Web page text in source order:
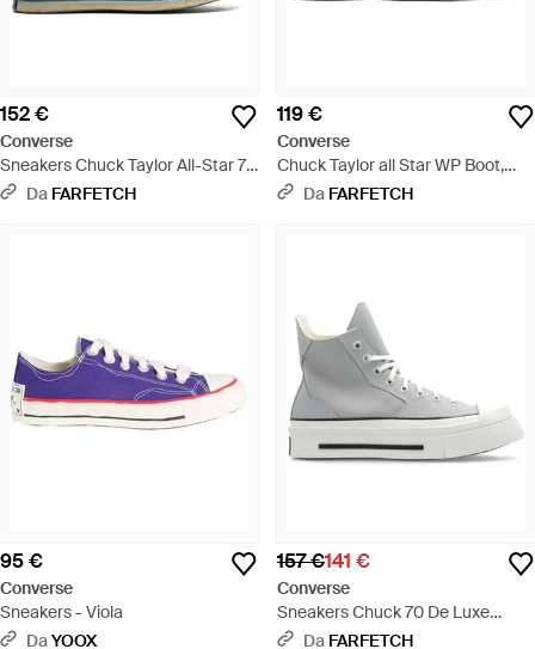
152 €
Converse
Sneakers Chuck Taylor All-Star 70
Hi X Adererror - Blu
Da FARFETCH
119 €
Converse
Chuck Taylor all Star WP Boot,
Sneaker a Collo Alto Unisex -
Da FARFETCH
95 €
Converse
Sneakers - Viola
DaYOOX
157 €141 €
Converse
Sneakers Chuck 70 De Luxe
Squared - Bianco
Da FARFETCH